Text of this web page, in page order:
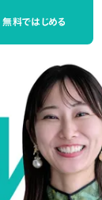
無料ではじめる